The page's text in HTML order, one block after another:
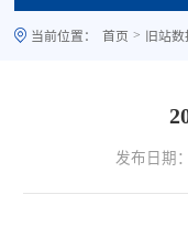
当前位置： 首页 > 旧站
发布日期